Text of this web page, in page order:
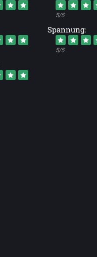
5/5
Spannung:
5/5